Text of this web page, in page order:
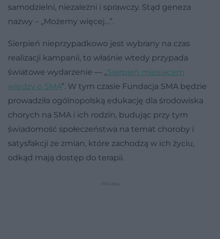
samodzielni, niezależni i sprawczy. Stąd geneza
nazwy – „Możemy więcej…”.
Sierpień nieprzypadkowo jest wybrany na czas
realizacji kampanii, to właśnie wtedy przypada
światowe wydarzenie — „Sierpień miesiącem
wiedzy o SMA”. W tym czasie Fundacja SMA będzie
prowadziła ogólnopolską edukację dla środowiska
chorych na SMA i ich rodzin, budując przy tym
świadomość społeczeństwa na temat choroby i
satysfakcji ze zmian, które zachodzą w ich życiu,
odkąd mają dostęp do terapii.